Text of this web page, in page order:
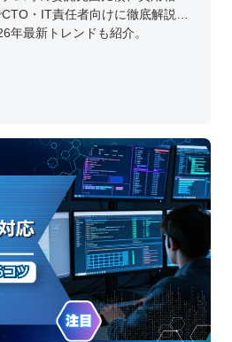
・IT責任者向けに徹底解説。
年最新トレンドも紹介。